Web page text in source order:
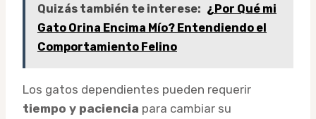
Quizás también te interese: ¿Por Qué mi
Gato Orina Encima Mío? Entendiendo el
Comportamiento Felino
Los gatos dependientes pueden requerir
tiempo y paciencia para cambiar su